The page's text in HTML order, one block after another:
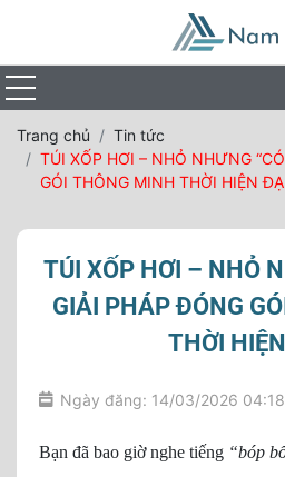
Trang chủ
Tin tức
TÚI XỐP HƠI – NHỎ NHƯNG
GÓI THÔNG MINH THỜI HIỆN
TÚI XỐP HƠI – NHỎ
GIẢI PHÁP ĐÓNG
THỜI
Ngày đăng: 14/03/2026
Bạn đã bao giờ nghe tiếng “bóp